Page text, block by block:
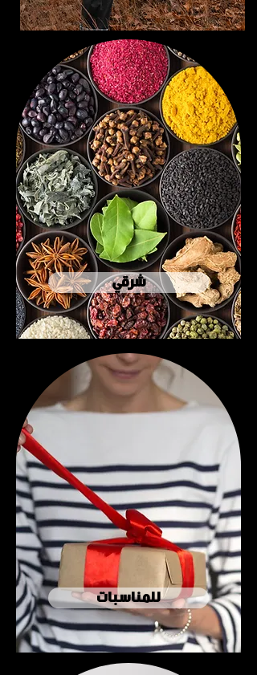
شرقي
للمناسبات